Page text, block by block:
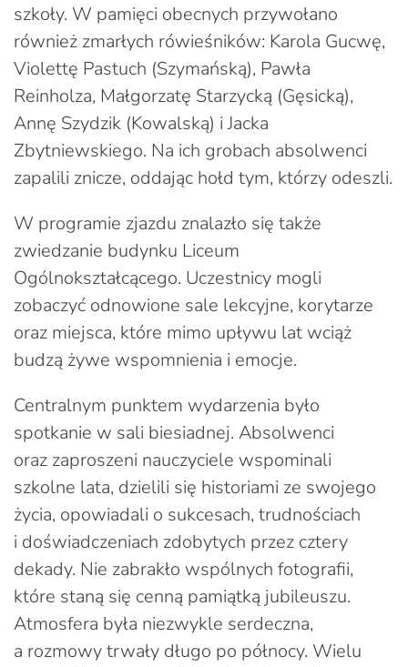
szkoły. W pamięci obecnych przywołano
również zmarłych rówieśników: Karola Gucwę,
Violettę Pastuch (Szymańską), Pawła
Reinholza, Małgorzatę Starzycką (Gęsicką),
Annę Szydzik (Kowalską) i Jacka
Zbytniewskiego. Na ich grobach absolwenci
zapalili znicze, oddając hołd tym, którzy odeszli.
W programie zjazdu znalazło się także
zwiedzanie budynku Liceum
Ogólnokształcącego. Uczestnicy mogli
zobaczyć odnowione sale lekcyjne, korytarze
oraz miejsca, które mimo upływu lat wciąż
budzą żywe wspomnienia i emocje.
Centralnym punktem wydarzenia było
spotkanie w sali biesiadnej. Absolwenci
oraz zaproszeni nauczyciele wspominali
szkolne lata, dzielili się historiami ze swojego
życia, opowiadali o sukcesach, trudnościach
i doświadczeniach zdobytych przez cztery
dekady. Nie zabrakło wspólnych fotografii,
które staną się cenną pamiątką jubileuszu.
Atmosfera była niezwykle serdeczna,
a rozmowy trwały długo po północy. Wielu